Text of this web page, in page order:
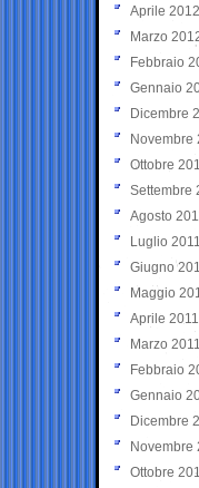
Aprile 2012
Marzo
Febbraio
Gennaio
Dicembre
Novembre
Ottobre
Settembre
Agosto
Luglio 2011
Giugno
Maggio
Aprile 2011
Marzo 2011
Febbraio
Gennaio
Dicembre
Novembre
Ottobre